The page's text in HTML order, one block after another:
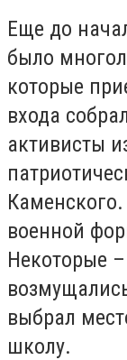
Еще до
было
которые
входа
активисты
военной
Некоторые
выбрал
школу.